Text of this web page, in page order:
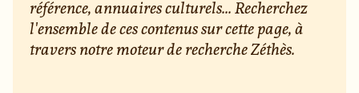
référence, annuaires culturels... Recherchez
l'ensemble de ces contenus sur cette page, à
travers notre moteur de recherche Zéthès.